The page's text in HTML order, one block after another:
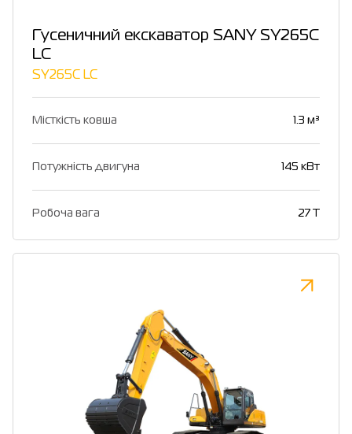
Гусеничний екскаватор SANY SY265C
LC
SY265C LC
Місткість ковша 1.3 м³
Потужність двигуна 145 кВт
Робоча вага 27 T